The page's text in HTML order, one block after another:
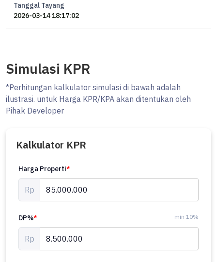
Tanggal Tayang
2026-03-14 18:17:02
Simulasi KPR
*Perhitungan kalkulator simulasi di bawah adalah
ilustrasi. untuk Harga KPR/KPA akan ditentukan oleh
Pihak Developer
Kalkulator KPR
Harga Properti*
Rp
DP%* min 10%
Rp